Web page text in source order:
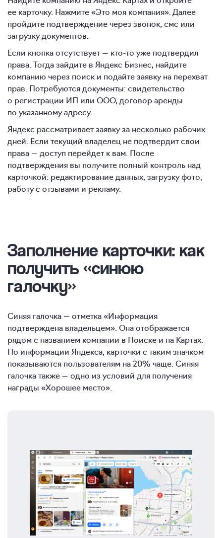
ее карточку. Нажмите «Это моя компания». Далее
пройдите подтверждение через звонок, смс или
загрузку документов.
Если кнопка отсутствует — кто-то уже подтвердил
права. Тогда зайдите в Яндекс Бизнес, найдите
компанию через поиск и подайте заявку на перехват
прав. Потребуются документы: свидетельство
о регистрации ИП или ООО, договор аренды
по указанному адресу.
Яндекс рассматривает заявку за несколько рабочих
дней. Если текущий владелец не подтвердит свои
права — доступ перейдет к вам. После
подтверждения вы получите полный контроль над
карточкой: редактирование данных, загрузку фото,
работу с отзывами и рекламу.
Заполнение карточки: как
получить «синюю
галочку»
Синяя галочка — отметка «Информация
подтверждена владельцем». Она отображается
рядом с названием компании в Поиске и на Картах.
По информации Яндекса, карточки с таким значком
показываются пользователям на 20% чаще. Синяя
галочка также — одно из условий для получения
награды «Хорошее место».